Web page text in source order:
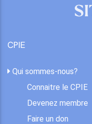
CPIE
Qui sommes-nous?
Connaitre le CPIE
Devenez membre
Faire un don